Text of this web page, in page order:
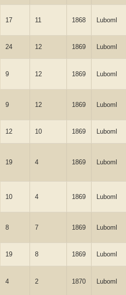
17 11 1868 Luboml
24 12 1869 Luboml
9 12 1869 Luboml
9 12 1869 Luboml
12 10 1869 Luboml
19 4 1869 Luboml
10 4 1869 Luboml
8 7 1869 Luboml
19 8 1869 Luboml
4 2 1870 Luboml